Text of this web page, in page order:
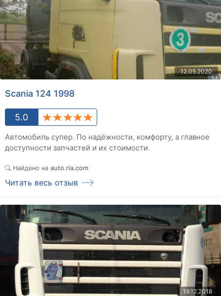
12.05.2020
Scania 124 1998
5.0
Автомобиль супер. По надёжности, комфорту, а главное
доступности запчастей и их стоимости.
Найдено на auto.ria.com
Читать весь отзыв
19.12.2018